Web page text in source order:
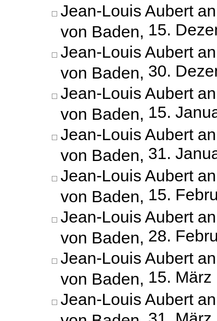
Jean-Louis Aubert
von Baden, 15.
Jean-Louis Aubert
von Baden, 30.
Jean-Louis Aubert
von Baden, 15.
Jean-Louis Aubert
von Baden, 31.
Jean-Louis Aubert
von Baden, 15.
Jean-Louis Aubert
von Baden, 28.
Jean-Louis Aubert
von Baden, 15. März
Jean-Louis Aubert